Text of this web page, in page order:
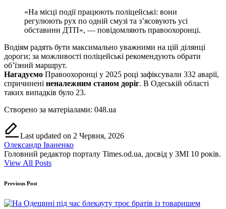
«На місці події працюють поліцейські: вони
регулюють рух по одній смузі та з’ясовують усі
обставини ДТП», — повідомляють правоохоронці.
Водіям радять бути максимально уважними на цій ділянці
дороги; за можливості поліцейські рекомендують обрати
об’їзний маршрут.
Нагадуємо Правоохоронці у 2025 році зафіксували 332 аварії,
спричинені неналежним станом доріг. В Одеській області
таких випадків було 23.
Створено за матеріалами: 048.ua
Last updated on 2 Червня, 2026
Олександр Іваненко
Головний редактор порталу Times.od.ua, досвід у ЗМІ 10 років.
View All Posts
Post
navigation
Previous Post